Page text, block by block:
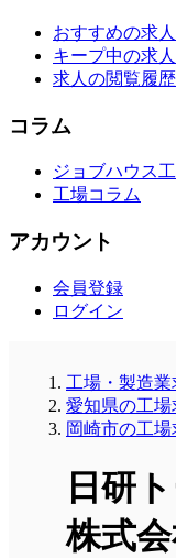
おすすめの求人
キープ中の求人
求人の閲覧履歴
コラム
ジョブハウス
工場コラム
アカウント
会員登録
ログイン
工場・製造業
愛知県の工場
岡崎市の工場
日研
株式